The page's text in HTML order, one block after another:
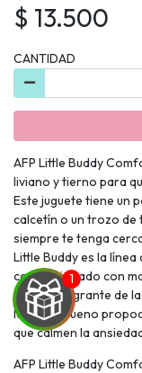
$ 13.500
CANTIDAD
AFP Little Buddy
liviano y tierno para
Este juguete tiene un
calcetín o un trozo de
siempre te tenga
Little Buddy es la
confeccionado con
nuevo integrante de
leche es bueno
que calmen la
AFP Little Buddy